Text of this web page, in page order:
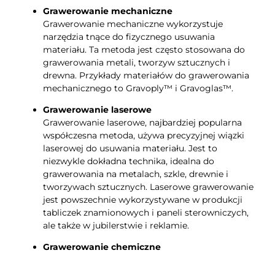
Grawerowanie mechaniczne
Grawerowanie mechaniczne wykorzystuje
narzędzia tnące do fizycznego usuwania
materiału. Ta metoda jest często stosowana do
grawerowania metali, tworzyw sztucznych i
drewna. Przykłady materiałów do grawerowania
mechanicznego to Gravoply™ i Gravoglas™.
Grawerowanie laserowe
Grawerowanie laserowe, najbardziej popularna
współczesna metoda, używa precyzyjnej wiązki
laserowej do usuwania materiału. Jest to
niezwykle dokładna technika, idealna do
grawerowania na metalach, szkle, drewnie i
tworzywach sztucznych. Laserowe grawerowanie
jest powszechnie wykorzystywane w produkcji
tabliczek znamionowych i paneli sterowniczych,
ale także w jubilerstwie i reklamie.
Grawerowanie chemiczne